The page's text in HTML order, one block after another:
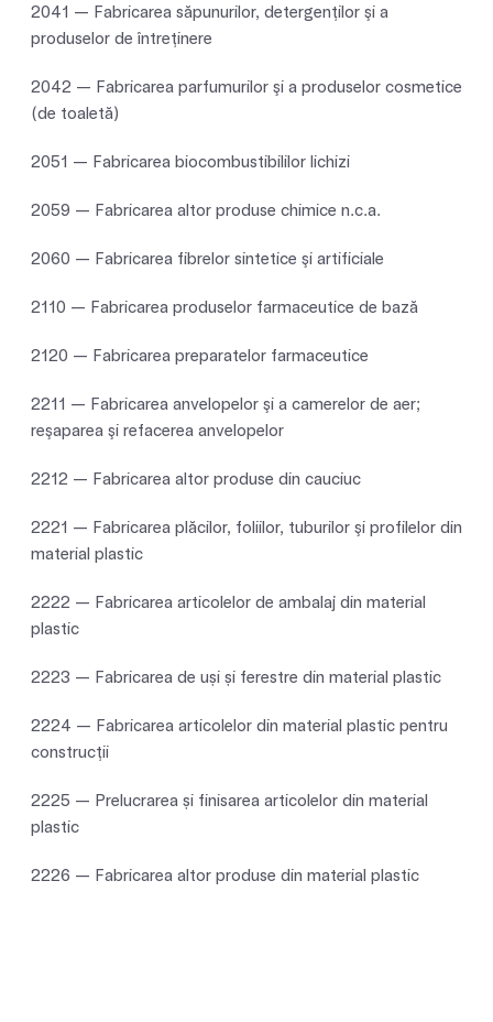
2041 — Fabricarea săpunurilor, detergenţilor şi a
produselor de întreţinere
2042 — Fabricarea parfumurilor şi a produselor cosmetice
(de toaletă)
2051 — Fabricarea biocombustibililor lichizi
2059 — Fabricarea altor produse chimice n.c.a.
2060 — Fabricarea fibrelor sintetice şi artificiale
2110 — Fabricarea produselor farmaceutice de bază
2120 — Fabricarea preparatelor farmaceutice
2211 — Fabricarea anvelopelor şi a camerelor de aer;
reşaparea şi refacerea anvelopelor
2212 — Fabricarea altor produse din cauciuc
2221 — Fabricarea plăcilor, foliilor, tuburilor şi profilelor din
material plastic
2222 — Fabricarea articolelor de ambalaj din material
plastic
2223 — Fabricarea de uși și ferestre din material plastic
2224 — Fabricarea articolelor din material plastic pentru
construcţii
2225 — Prelucrarea și finisarea articolelor din material
plastic
2226 — Fabricarea altor produse din material plastic